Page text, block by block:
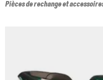
Pièces de rechange et